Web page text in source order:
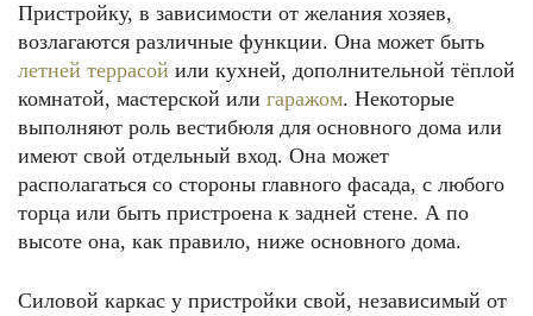
Пристройку, в зависимости от желания хозяев,
возлагаются различные функции. Она может быть
летней террасой или кухней, дополнительной тёплой
комнатой, мастерской или гаражом. Некоторые
выполняют роль вестибюля для основного дома или
имеют свой отдельный вход. Она может
располагаться со стороны главного фасада, с любого
торца или быть пристроена к задней стене. А по
высоте она, как правило, ниже основного дома.
Силовой каркас у пристройки свой, независимый от